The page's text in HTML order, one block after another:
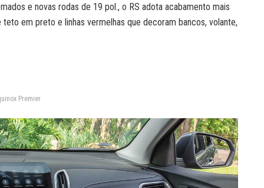
e novas rodas de 19 pol., o RS adota acabamento mais
em preto e linhas vermelhas que decoram bancos, volante,
Premier